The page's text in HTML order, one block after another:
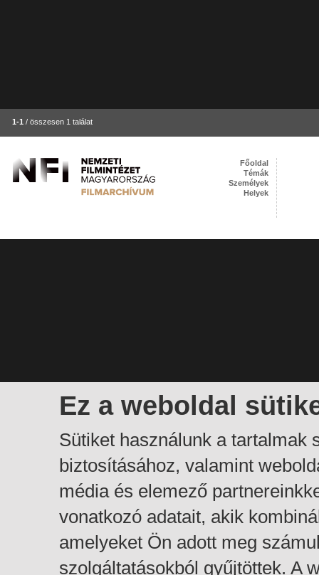
1-1 / összesen 1 találat
Ez a weboldal
Sütiket használunk a tartalmak
biztosításához, valamint
média és elemező
vonatkozó adatait, akik
amelyeket Ön adott meg
szolgáltatásokból gyűjtöttek. A
Főoldal
Témák
Személyek
Helyek